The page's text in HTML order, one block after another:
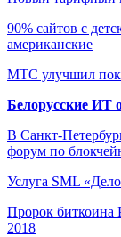
90% сайтов с
американские
МТС улучшил
Белорусские ИТ
В Санкт-
форум по
Услуга SML
Пророк биткоина
2018